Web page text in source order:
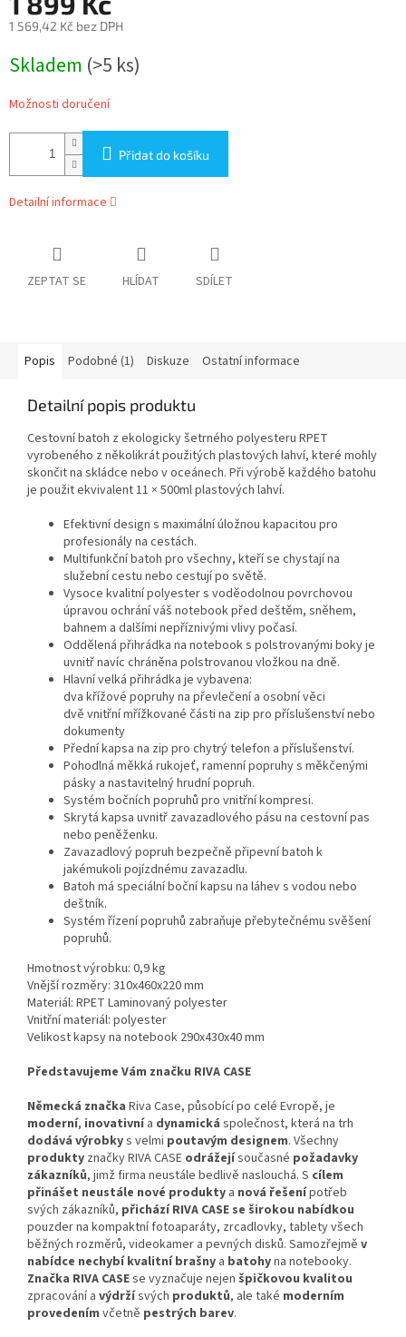
1 569,42 Kč bez DPH
cena:
Skladem (>5 ks)
Možnosti doručení
Přidat do košíku
Detailní informace
ZEPTAT SE HLÍDAT SDÍLET
Popis Podobné (1) Diskuze Ostatní informace
Detailní popis produktu
Cestovní batoh z ekologicky šetrného polyesteru RPET
vyrobeného z několikrát použitých plastových lahví, které mohly
skončit na skládce nebo v oceánech. Při výrobě každého batohu
je použit ekvivalent 11 × 500ml plastových lahví.
Efektivní design s maximální úložnou kapacitou pro
profesionály na cestách.
Multifunkční batoh pro všechny, kteří se chystají na
služební cestu nebo cestují po světě.
Vysoce kvalitní polyester s voděodolnou povrchovou
úpravou ochrání váš notebook před deštěm, sněhem,
bahnem a dalšími nepříznivými vlivy počasí.
Oddělená přihrádka na notebook s polstrovanými boky je
uvnitř navíc chráněna polstrovanou vložkou na dně.
Hlavní velká přihrádka je vybavena:
dva křížové popruhy na převlečení a osobní věci
dvě vnitřní mřížkované části na zip pro příslušenství nebo
dokumenty
Přední kapsa na zip pro chytrý telefon a příslušenství.
Pohodlná měkká rukojeť, ramenní popruhy s měkčenými
pásky a nastavitelný hrudní popruh.
Systém bočních popruhů pro vnitřní kompresi.
Skrytá kapsa uvnitř zavazadlového pásu na cestovní pas
nebo peněženku.
Zavazadlový popruh bezpečně připevní batoh k
jakémukoli pojízdnému zavazadlu.
Batoh má speciální boční kapsu na láhev s vodou nebo
deštník.
Systém řízení popruhů zabraňuje přebytečnému svěšení
popruhů.
Hmotnost výrobku: 0,9 kg
Vnější rozměry: 310x460x220 mm
Materiál: RPET Laminovaný polyester
Vnitřní materiál: polyester
Velikost kapsy na notebook 290x430x40 mm
Představujeme Vám značku RIVA CASE
Německá značka Riva Case, působící po celé Evropě, je
moderní, inovativnía dynamická společnost, která na trh
dodává výrobkys velmi poutavým designem. Všechny
produkty značky RIVA CASE odrážejísoučasné požadavky
zákazníků, jimž firma neustále bedlivě naslouchá. S cílem
přinášet neustále nové produkty a nová řešenípotřeb
svých zákazníků, přichází RIVA CASE se širokou nabídkou
pouzder na kompaktní fotoaparáty, zrcadlovky, tablety všech
běžných rozměrů, videokamer a pevných disků. Samozřejmě v
nabídce nechybí kvalitní brašny a batohyna notebooky.
Značka RIVA CASEse vyznačuje nejen špičkovou kvalitou
zpracování a výdržísvých produktů, ale také moderním
provedením včetně pestrých barev.